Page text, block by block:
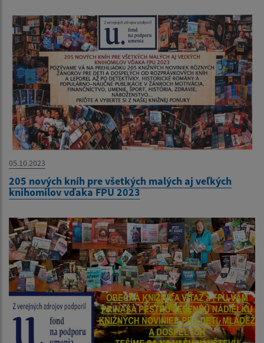
05.10.2023
205 nových kníh pre všetkých malých aj veľkých
knihomilov vďaka FPU 2023